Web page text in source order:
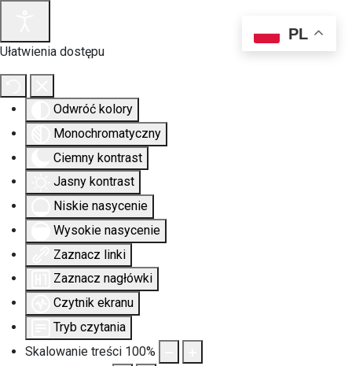
Ułatwienia dostępu
Odwróć kolory
Monochromatyczny
Ciemny kontrast
Jasny kontrast
Niskie nasycenie
Wysokie nasycenie
Zaznacz linki
Zaznacz nagłówki
Czytnik ekranu
Tryb czytania
Skalowanie treści 100%
PL